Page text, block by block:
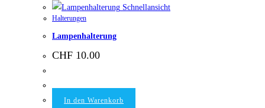
Schnellansicht
Halterungen
Lampenhalterung
CHF 10.00
In den Warenkorb